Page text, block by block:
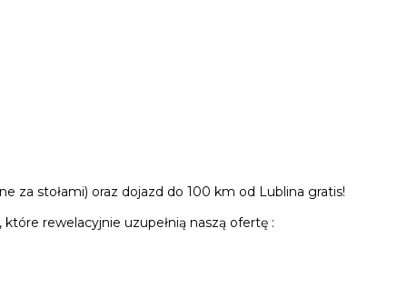
za stołami) oraz dojazd do 100 km od Lublina gratis!
rewelacyjnie uzupełnią naszą ofertę :